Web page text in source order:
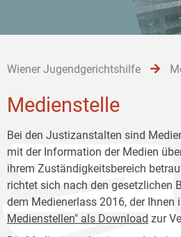
Wiener Jugendgerichtshilfe
Medienstelle
Bei den Justizanstalten sind
mit der Information der Medien
ihrem Zuständigkeitsbereich
richtet sich nach den gesetzlichen
dem Medienerlass 2016, der Ihnen
Medienstellen" als Download zur